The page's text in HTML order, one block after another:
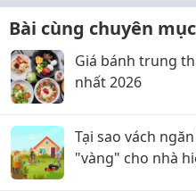
Bài cùng chuyên mục
Giá bánh trung
nhất 2026
Tại sao vách
"vàng" cho nhà